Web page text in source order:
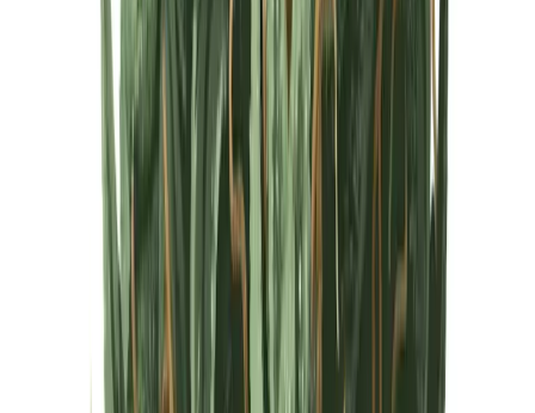
Cannabis Extrakte